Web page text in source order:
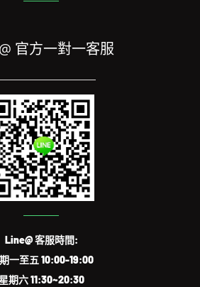
官方一對一客服
Line@ 客服時間:
一至五 10:00-19:00
期六 11:30~20:30